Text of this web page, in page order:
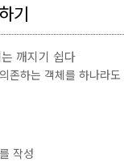
기
깨지기 쉽다
존하는 객체를 하나라
작성